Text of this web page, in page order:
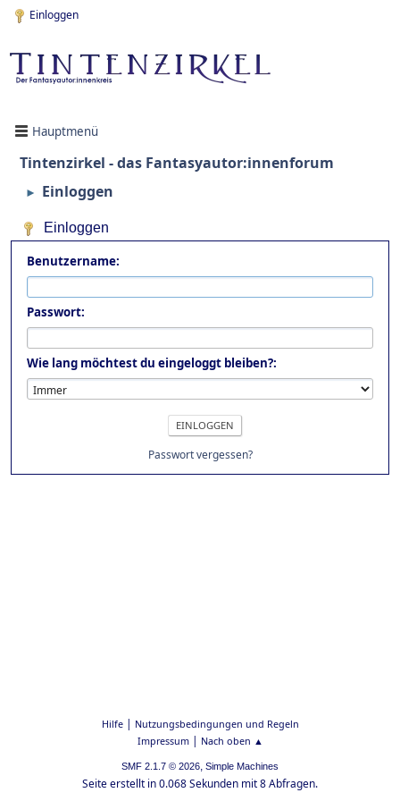
Einloggen
Hauptmenü
Tintenzirkel - das Fantasyautor:innenforum
► Einloggen
Einloggen
Benutzername:
Passwort:
Wie lang möchtest du eingeloggt bleiben?:
Passwort vergessen?
Hilfe| Nutzungsbedingungen und Regeln
Impressum| Nach oben ▲
SMF 2.1.7 © 2026, Simple Machines
Seite erstellt in 0.068 Sekunden mit 8 Abfragen.